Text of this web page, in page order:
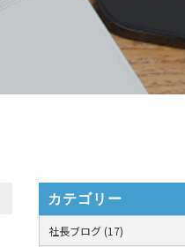
カテゴリー
社長ブログ (17)